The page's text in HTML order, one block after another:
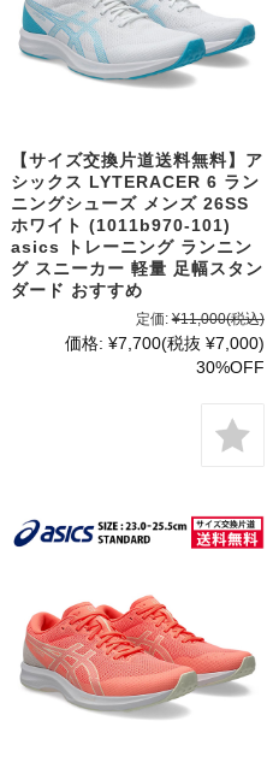
【サイズ交換片道送料無料】ア
シックス LYTERACER 6 ラン
ニングシューズ メンズ 26SS
ホワイト (1011b970-101)
asics トレーニング ランニン
グ スニーカー 軽量 足幅スタン
ダード おすすめ
定価: ¥11,000(税込)
価格: ¥7,700(税抜 ¥7,000)
30%OFF